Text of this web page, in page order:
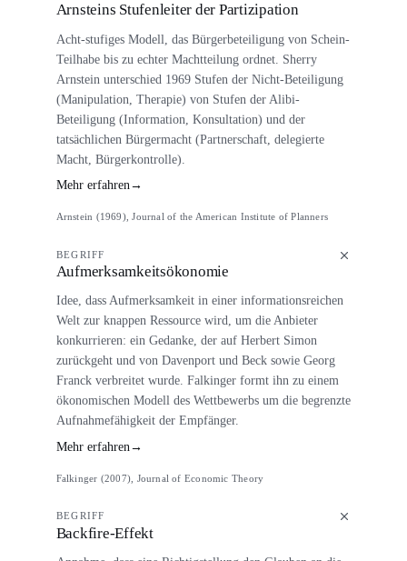
Arnsteins Stufenleiter der Partizipation
Acht-stufiges Modell, das Bürgerbeteiligung von Schein-
Teilhabe bis zu echter Machtteilung ordnet. Sherry
Arnstein unterschied 1969 Stufen der Nicht-Beteiligung
(Manipulation, Therapie) von Stufen der Alibi-
Beteiligung (Information, Konsultation) und der
tatsächlichen Bürgermacht (Partnerschaft, delegierte
Macht, Bürgerkontrolle).
Mehr erfahren →
Arnstein (1969), Journal of the American Institute of Planners
BEGRIFF
Aufmerksamkeitsökonomie
Idee, dass Aufmerksamkeit in einer informationsreichen
Welt zur knappen Ressource wird, um die Anbieter
konkurrieren: ein Gedanke, der auf Herbert Simon
zurückgeht und von Davenport und Beck sowie Georg
Franck verbreitet wurde. Falkinger formt ihn zu einem
ökonomischen Modell des Wettbewerbs um die begrenzte
Aufnahmefähigkeit der Empfänger.
Mehr erfahren →
Falkinger (2007), Journal of Economic Theory
BEGRIFF
Backfire-Effekt